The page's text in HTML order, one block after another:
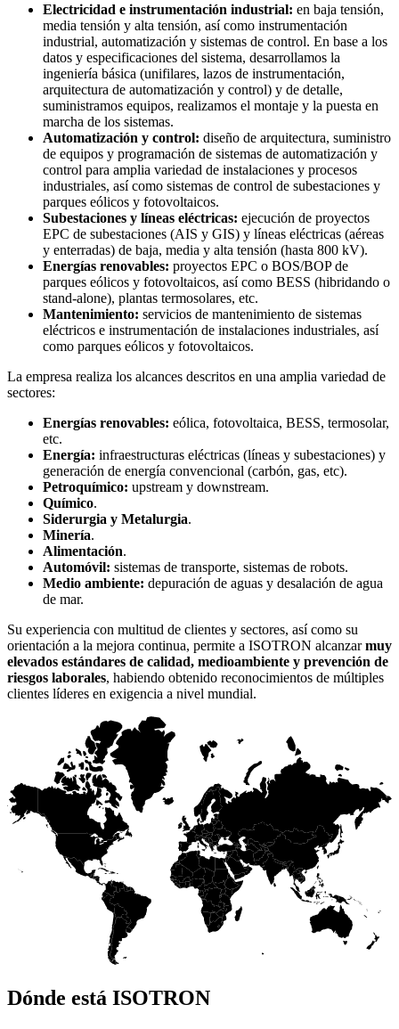
Electricidad e instrumentación industrial: en baja tensión,
media tensión y alta tensión, así como instrumentación
industrial, automatización y sistemas de control. En base a los
datos y especificaciones del sistema, desarrollamos la
ingeniería básica (unifilares, lazos de instrumentación,
arquitectura de automatización y control) y de detalle,
suministramos equipos, realizamos el montaje y la puesta en
marcha de los sistemas.
Automatización y control: diseño de arquitectura, suministro
de equipos y programación de sistemas de automatización y
control para amplia variedad de instalaciones y procesos
industriales, así como sistemas de control de subestaciones y
parques eólicos y fotovoltaicos.
Subestaciones y líneas eléctricas: ejecución de proyectos
EPC de subestaciones (AIS y GIS) y líneas eléctricas (aéreas
y enterradas) de baja, media y alta tensión (hasta 800 kV).
Energías renovables: proyectos EPC o BOS/BOP de
parques eólicos y fotovoltaicos, así como BESS (hibridando o
stand-alone), plantas termosolares, etc.
Mantenimiento: servicios de mantenimiento de sistemas
eléctricos e instrumentación de instalaciones industriales, así
como parques eólicos y fotovoltaicos.
La empresa realiza los alcances descritos en una amplia variedad de
sectores:
Energías renovables: eólica, fotovoltaica, BESS, termosolar,
etc.
Energía: infraestructuras eléctricas (líneas y subestaciones) y
generación de energía convencional (carbón, gas, etc).
Petroquímico: upstream y downstream.
Químico.
Siderurgia y Metalurgia.
Minería.
Alimentación.
Automóvil: sistemas de transporte, sistemas de robots.
Medio ambiente: depuración de aguas y desalación de agua
de mar.
Su experiencia con multitud de clientes y sectores, así como su
orientación a la mejora continua, permite a ISOTRON alcanzarmuy
elevados estándares de calidad, medioambiente y prevención de
riesgos laborales, habiendo obtenido reconocimientos de múltiples
clientes líderes en exigencia a nivel mundial.
Dónde está ISOTRON